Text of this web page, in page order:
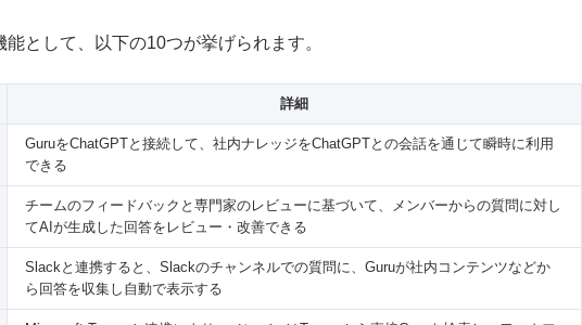
として、以下の10つが挙げられます。
詳細
GuruをChatGPTと接続して、社内ナレッジをChatGPTとの会話を通じて瞬時に利用
できる
チームのフィードバックと専門家のレビューに基づいて、メンバーからの質問に対し
てAIが生成した回答をレビュー・改善できる
Slackと連携すると、Slackのチャンネルでの質問に、Guruが社内コンテンツなどか
ら回答を収集し自動で表示する